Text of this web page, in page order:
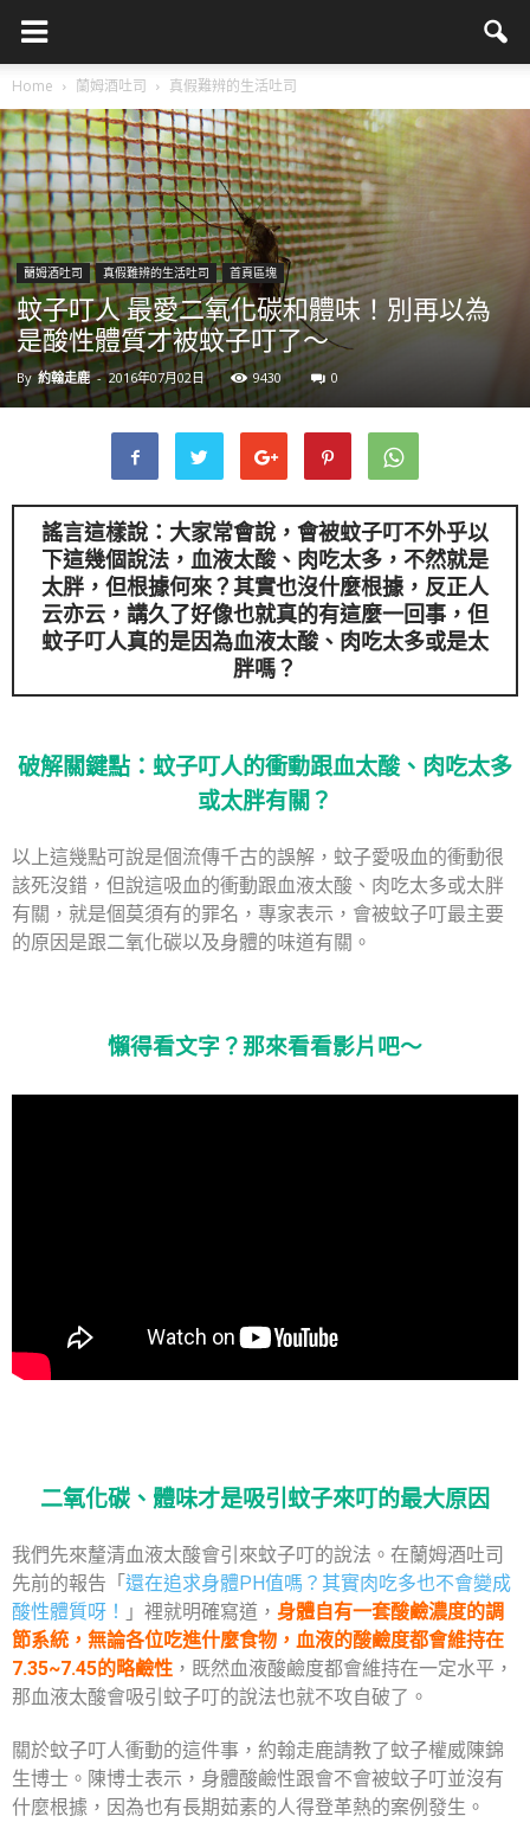
Home 蘭姆酒吐司 真假難辨的生活吐司
蘭姆酒吐司 真假難辨的生活吐司 首頁區塊
蚊子叮人 最愛二氧化碳和體味！別再以為
是酸性體質才被蚊子叮了～
By 約翰走鹿 - 2016年07月02日 9430 0
謠言這樣說：大家常會說，會被蚊子叮不外乎以
下這幾個說法，血液太酸、肉吃太多，不然就是
太胖，但根據何來？其實也沒什麼根據，反正人
云亦云，講久了好像也就真的有這麼一回事，但
蚊子叮人真的是因為血液太酸、肉吃太多或是太
胖嗎？
破解關鍵點：蚊子叮人的衝動跟血太酸、肉吃太多
或太胖有關？
以上這幾點可說是個流傳千古的誤解，蚊子愛吸血的衝動很
該死沒錯，但說這吸血的衝動跟血液太酸、肉吃太多或太胖
有關，就是個莫須有的罪名，專家表示，會被蚊子叮最主要
的原因是跟二氧化碳以及身體的味道有關。
懶得看文字？那來看看影片吧～
二氧化碳、體味才是吸引蚊子來叮的最大原因
我們先來釐清血液太酸會引來蚊子叮的說法。在蘭姆酒吐司
先前的報告「 還在追求身體PH值嗎？其實肉吃多也不會變成
酸性體質呀！ 」裡就明確寫道， 身體自有一套酸鹼濃度的調
節系統，無論各位吃進什麼食物，血液的酸鹼度都會維持在
7.35~7.45的略鹼性 ，既然血液酸鹼度都會維持在一定水平，
那血液太酸會吸引蚊子叮的說法也就不攻自破了。
關於蚊子叮人衝動的這件事，約翰走鹿請教了蚊子權威陳錦
生博士。陳博士表示，身體酸鹼性跟會不會被蚊子叮並沒有
什麼根據，因為也有長期茹素的人得登革熱的案例發生。